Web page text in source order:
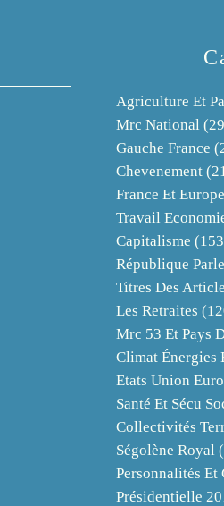
Agriculture Et
Mrc National
Gauche France
Chevenement
France Et Europe
Travail
Capitalisme
République
Titres Des
Les Retraites
Mrc 53 Et Pays
Climat Énergies
Etats Union
Santé Et Sécu
Collectivités
Ségolène Royal
Personnalités Et
Présidentielle